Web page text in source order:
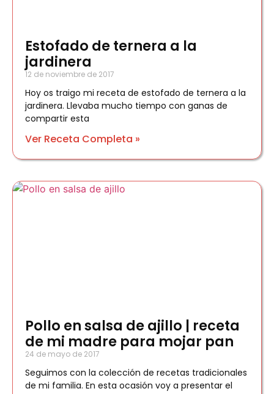
Estofado de ternera a la
jardinera
12 de noviembre de 2017
Hoy os traigo mi receta de estofado de ternera a la
jardinera. Llevaba mucho tiempo con ganas de
compartir esta
Ver Receta Completa »
Pollo en salsa de ajillo | receta
de mi madre para mojar pan
24 de mayo de 2017
Seguimos con la colección de recetas tradicionales
de mi familia. En esta ocasión voy a presentar el